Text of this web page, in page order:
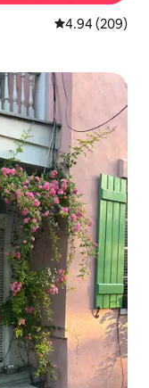
平均评分 4.94
4.94 (209)